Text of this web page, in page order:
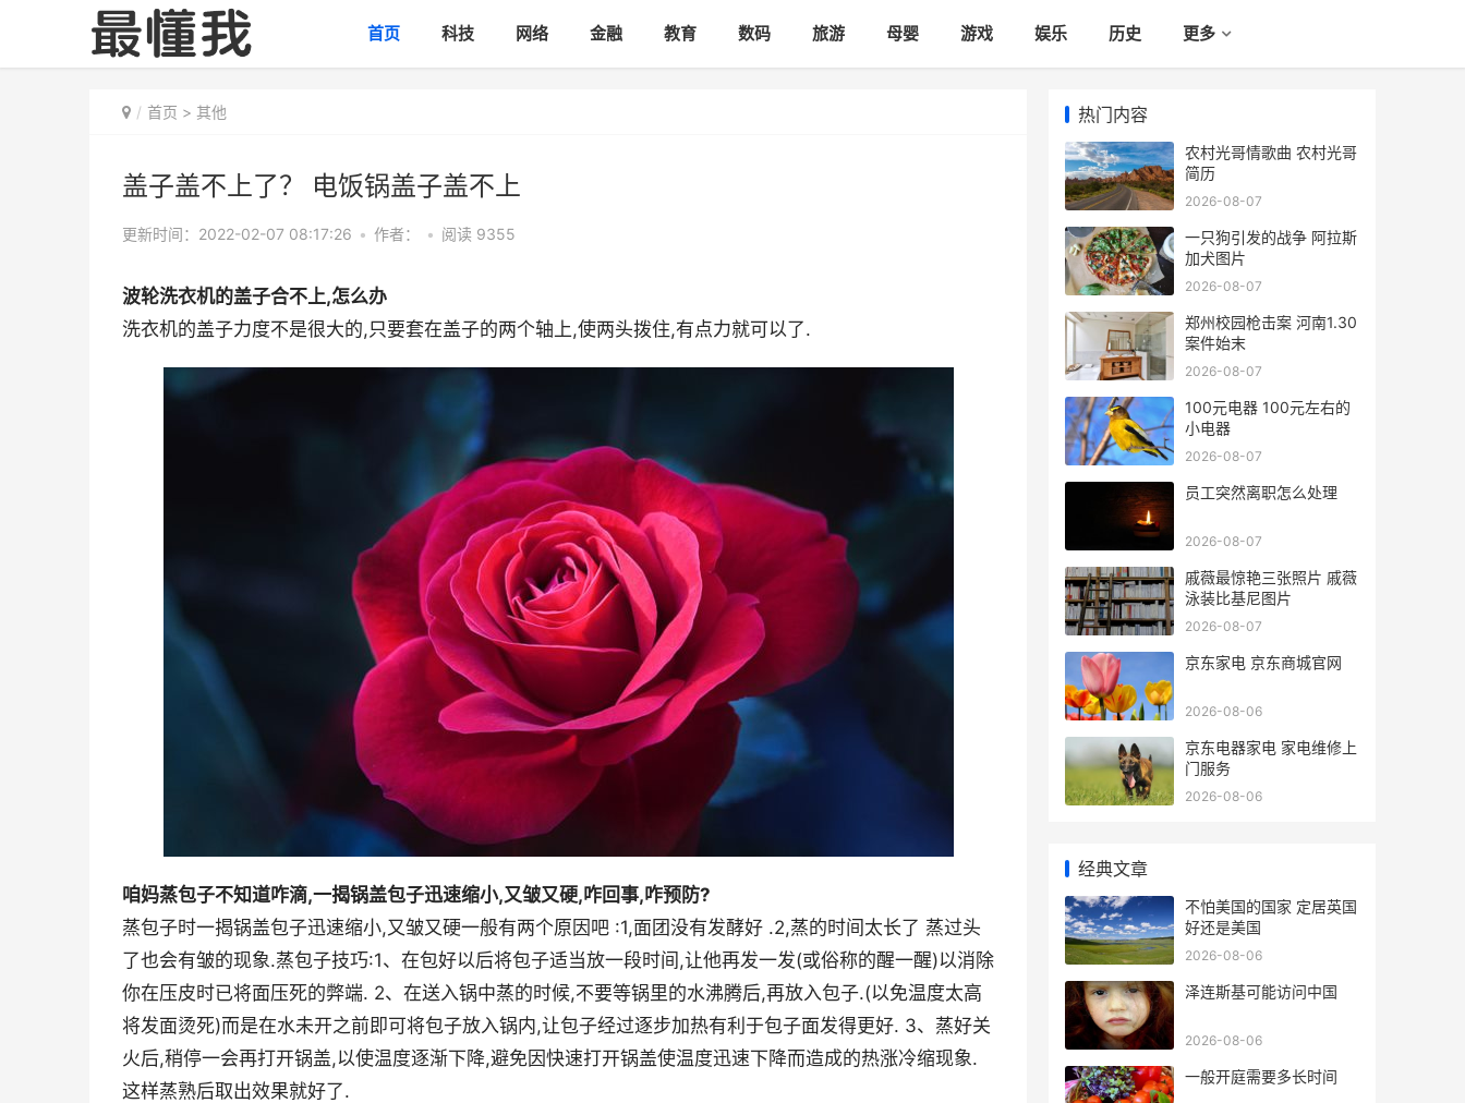
首页 科技 网络 金融 教育 数码 旅游 母婴 游戏 娱乐 历史 更多
首页 > 其他
盖子盖不上了？ 电饭锅盖子盖不上
更新时间：2022-02-07 08:17:26 • 作者： • 阅读 9355
波轮洗衣机的盖子合不上,怎么办
洗衣机的盖子力度不是很大的,只要套在盖子的两个轴上,使两头拨住,有点力就可以了.
咱妈蒸包子不知道咋滴,一揭锅盖包子迅速缩小,又皱又硬,咋回事,咋预防?
蒸包子时一揭锅盖包子迅速缩小,又皱又硬一般有两个原因吧 :1,面团没有发酵好 .2,蒸的时间太长了 蒸过头
了也会有皱的现象.蒸包子技巧:1、在包好以后将包子适当放一段时间,让他再发一发(或俗称的醒一醒)以消除
你在压皮时已将面压死的弊端. 2、在送入锅中蒸的时候,不要等锅里的水沸腾后,再放入包子.(以免温度太高
将发面烫死)而是在水未开之前即可将包子放入锅内,让包子经过逐步加热有利于包子面发得更好. 3、蒸好关
火后,稍停一会再打开锅盖,以使温度逐渐下降,避免因快速打开锅盖使温度迅速下降而造成的热涨冷缩现象.
这样蒸熟后取出效果就好了.
热门内容
农村光哥情歌曲 农村光哥
简历
2026-08-07
一只狗引发的战争 阿拉斯
加犬图片
2026-08-07
郑州校园枪击案 河南1.30
案件始末
2026-08-07
100元电器 100元左右的
小电器
2026-08-07
员工突然离职怎么处理
2026-08-07
戚薇最惊艳三张照片 戚薇
泳装比基尼图片
2026-08-07
京东家电 京东商城官网
2026-08-06
京东电器家电 家电维修上
门服务
2026-08-06
经典文章
不怕美国的国家 定居英国
好还是美国
2026-08-06
泽连斯基可能访问中国
2026-08-06
一般开庭需要多长时间